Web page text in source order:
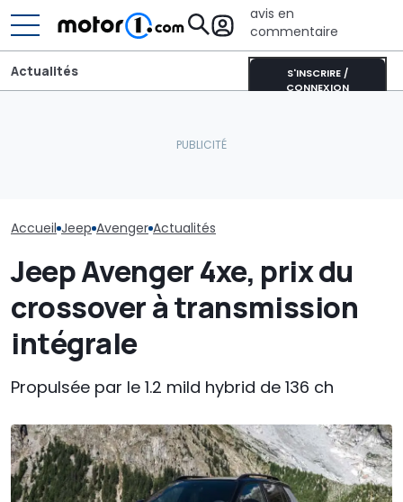
avis en
commentaire
S'INSCRIRE /
CONNEXION
Actualités
Accueil Jeep Avenger Actualités
Jeep Avenger 4xe, prix du
crossover à transmission
intégrale
Propulsée par le 1.2 mild hybrid de 136 ch